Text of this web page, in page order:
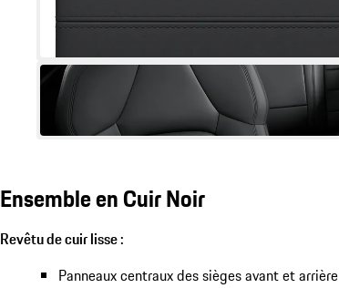
Ensemble en Cuir Noir
Revêtu de cuir lisse :
Panneaux centraux des sièges avant et arrière